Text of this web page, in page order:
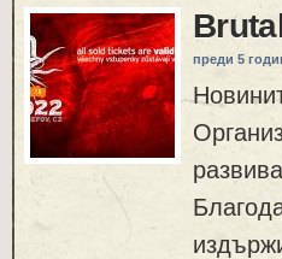
преди 5